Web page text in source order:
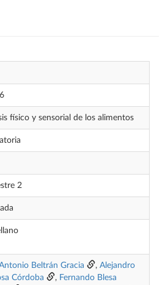
físico y sensorial de los alimentos
2
Beltrán Gracia , Alejandro
Córdoba
, Fernando Blesa